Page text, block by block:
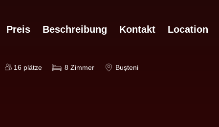
Preis Beschreibung Kontakt Location
16 plätze 8 Zimmer Bușteni